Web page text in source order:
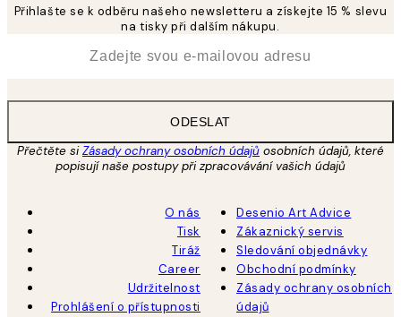
Přihlašte se k odběru našeho newsletteru a získejte 15 % slevu
na tisky při dalším nákupu.
ODESLAT
Přečtěte siZásady ochrany osobních údajů osobních údajů, které
popisují naše postupy při zpracovávání vašich údajů
O nás
Tisk
Tiráž
Career
Udržitelnost
Prohlášení o přístupnosti
Desenio Art Advice
Zákaznický servis
Sledování objednávky
Obchodní podmínky
Zásady ochrany osobních
údajů